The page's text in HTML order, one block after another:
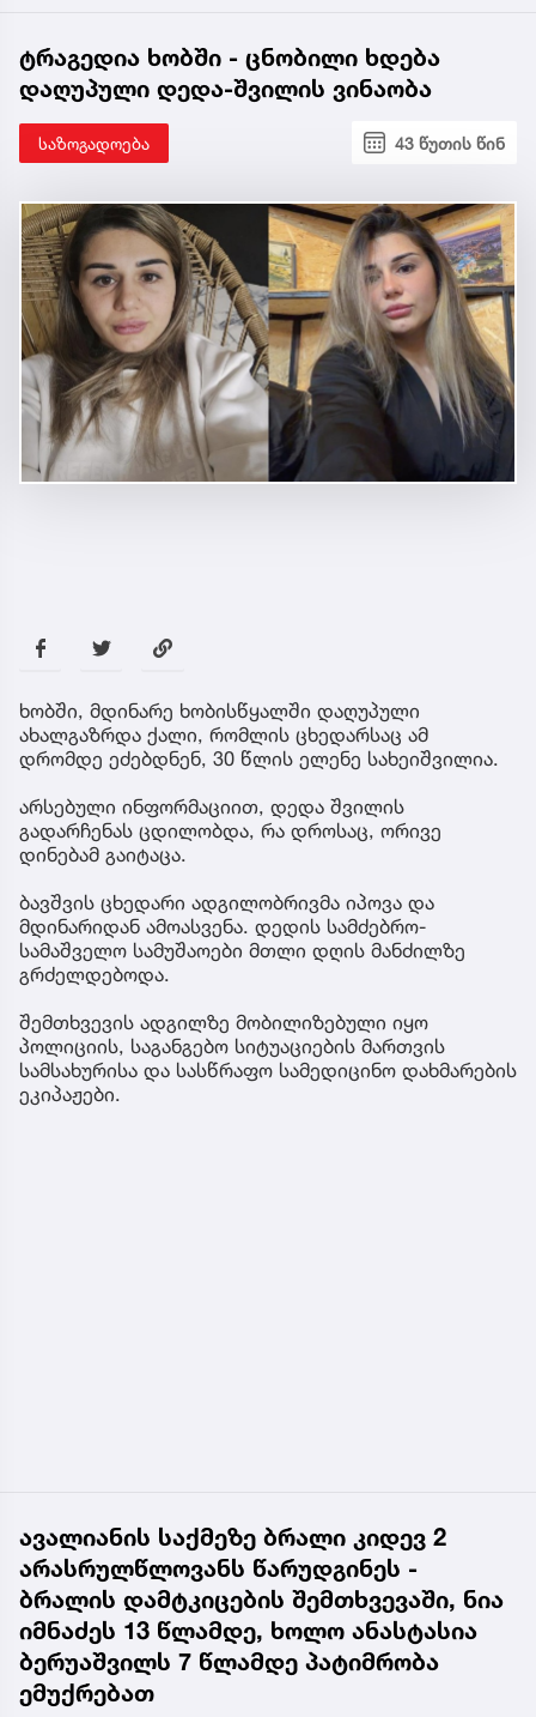
ტრაგედია ხობში - ცნობილი ხდება
დაღუპული დედა-შვილის ვინაობა
საზოგადოება 43 წუთის წინ
ხობში, მდინარე ხობისწყალში დაღუპული
ახალგაზრდა ქალი, რომლის ცხედარსაც ამ
დრომდე ეძებდნენ, 30 წლის ელენე სახეიშვილია.
არსებული ინფორმაციით, დედა შვილის
გადარჩენას ცდილობდა, რა დროსაც, ორივე
დინებამ გაიტაცა.
ბავშვის ცხედარი ადგილობრივმა იპოვა და
მდინარიდან ამოასვენა. დედის სამძებრო-
სამაშველო სამუშაოები მთლი დღის მანძილზე
გრძელდებოდა.
შემთხვევის ადგილზე მობილიზებული იყო
პოლიციის, საგანგებო სიტუაციების მართვის
სამსახურისა და სასწრაფო სამედიცინო დახმარების
ეკიპაჟები.
ავალიანის საქმეზე ბრალი კიდევ 2
არასრულწლოვანს წარუდგინეს -
ბრალის დამტკიცების შემთხვევაში, ნია
იმნაძეს 13 წლამდე, ხოლო ანასტასია
ბერუაშვილს 7 წლამდე პატიმრობა
ემუქრებათ